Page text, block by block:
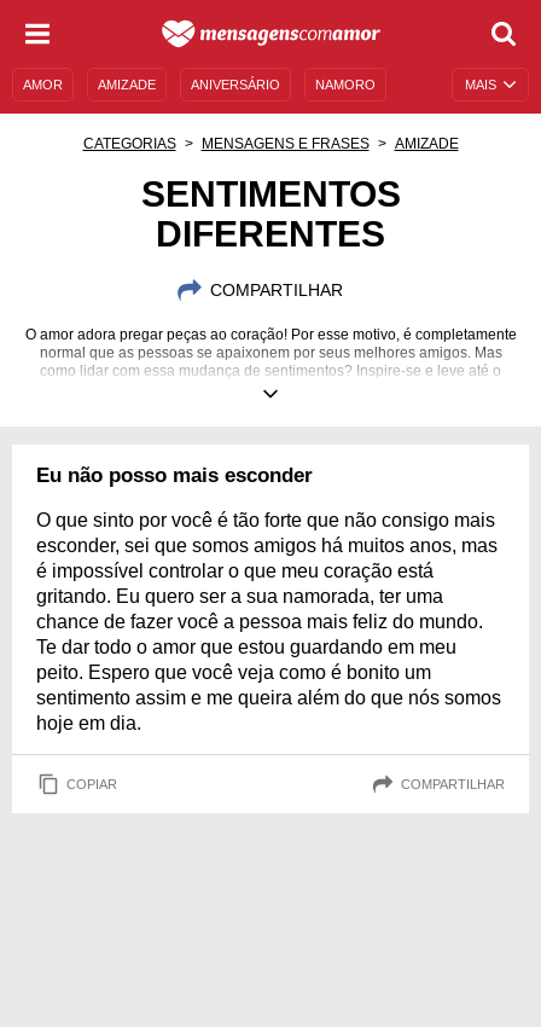
MAIS
AMOR AMIZADE ANIVERSÁRIO NAMORO
MENSAGENS E FRASES MENSAGENS DE ANIVERSÁRIO
CATEGORIAS MENSAGENS E FRASES AMIZADE
SENTIMENTOS
DIFERENTES
COMPARTILHAR
O amor adora pregar peças ao coração! Por esse motivo, é completamente
normal que as pessoas se apaixonem por seus melhores amigos. Mas
como lidar com essa mudança de sentimentos? Inspire-se e leve até o
coração reflexões para conseguir se declarar e arriscar!
Eu não posso mais esconder
O que sinto por você é tão forte que não consigo mais
esconder, sei que somos amigos há muitos anos, mas
é impossível controlar o que meu coração está
gritando. Eu quero ser a sua namorada, ter uma
chance de fazer você a pessoa mais feliz do mundo.
Te dar todo o amor que estou guardando em meu
peito. Espero que você veja como é bonito um
sentimento assim e me queira além do que nós somos
hoje em dia.
COPIAR COMPARTILHAR